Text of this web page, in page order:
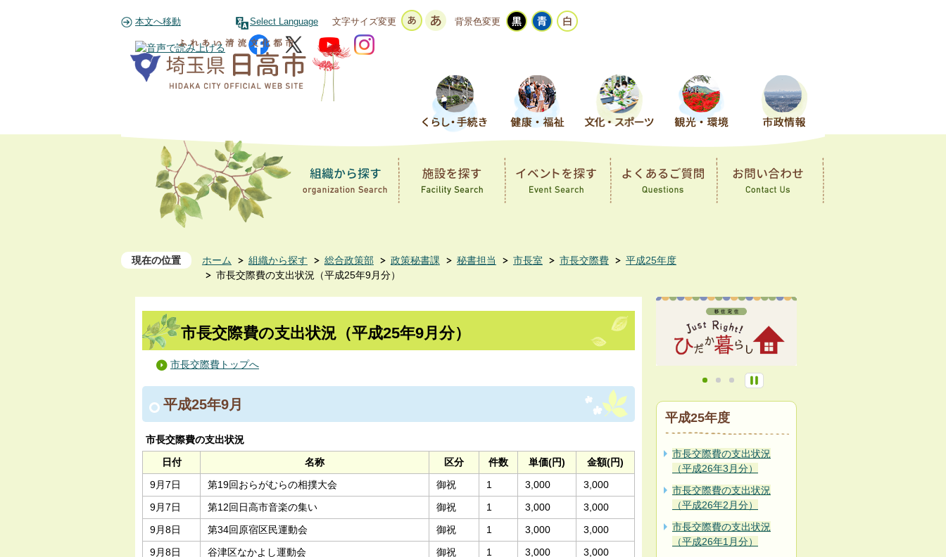
本文へ移動 Select Language 文字サイズ変更 背景色変更
現在の位置 ホーム 組織から探す 総合政策部 政策秘書課 秘書担当 市長室 市長交際費
平成25年度
市長交際費の支出状況（平成25年9月分）
市長交際費の支出状況（平成25年9月分）
市長交際費トップへ
平成25年9月
市長交際費の支出状況
日付
名称 区分 件数 単価(円)
金額(円)
9月7日
第19回おらがむらの相撲大会 御祝 1 3,000
3,000
9月7日
第12回日高市音楽の集い 御祝 1 3,000
3,000
9月8日
第34回原宿区民運動会 御祝 1 3,000
3,000
9月8日
谷津区なかよし運動会 御祝 1 3,000
3,000
平成25年度
市長交際費の支出状況
（平成26年3月分）
市長交際費の支出状況
（平成26年2月分）
市長交際費の支出状況
（平成26年1月分）